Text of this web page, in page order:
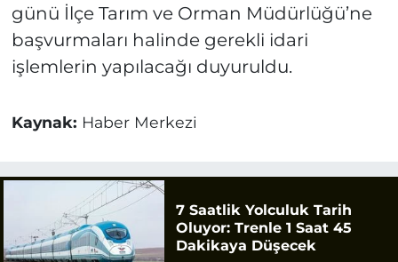
günü İlçe Tarım ve Orman Müdürlüğü’ne
başvurmaları halinde gerekli idari
işlemlerin yapılacağı duyuruldu.
Kaynak: Haber Merkezi
7 Saatlik Yolculuk Tarih
Oluyor: Trenle 1 Saat 45
Dakikaya Düşecek